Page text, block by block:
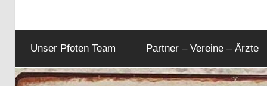
Unser Pfoten Team Partner – Vereine – Ärzte